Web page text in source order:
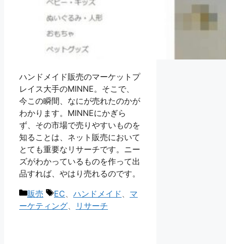
ハンドメイド販売のマーケットプ
レイス大手のMINNE。そこで、
今この瞬間、なにが売れたのかが
わかります。MINNEにかぎら
ず、その市場で売りやすいものを
知ることは、ネット販売において
とても重要なリサーチです。ニー
ズがわかっているものを作って出
品すれば、やはり売れるのです。
カ
テ
販売
タ
グ
EC ハンドメイド
マ
ーケティング
リサーチ